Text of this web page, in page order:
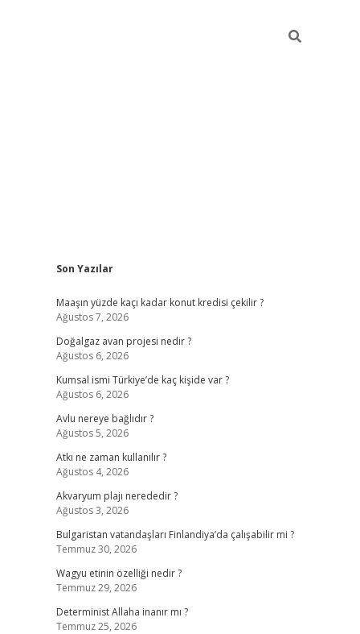
Sidebar
Son Yazılar
Maaşın yüzde kaçı kadar konut kredisi çekilir ?
Ağustos 7, 2026
Doğalgaz avan projesi nedir ?
Ağustos 6, 2026
Kumsal ismi Türkiye’de kaç kişide var ?
Ağustos 6, 2026
Avlu nereye bağlıdır ?
Ağustos 5, 2026
Atkı ne zaman kullanılır ?
Ağustos 4, 2026
Akvaryum plajı nerededir ?
Ağustos 3, 2026
Bulgaristan vatandaşları Finlandiya’da çalışabilir mi ?
Temmuz 30, 2026
Wagyu etinin özelliği nedir ?
Temmuz 29, 2026
Determinist Allaha inanır mı ?
Temmuz 25, 2026